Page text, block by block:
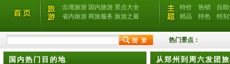
出境旅游 国内旅游 景点大全
省内旅游 商旅服务 旅游之最
特价 热销
自
精品
特色 特
热门景点：
国内热门目的地 从郑州到周六发团